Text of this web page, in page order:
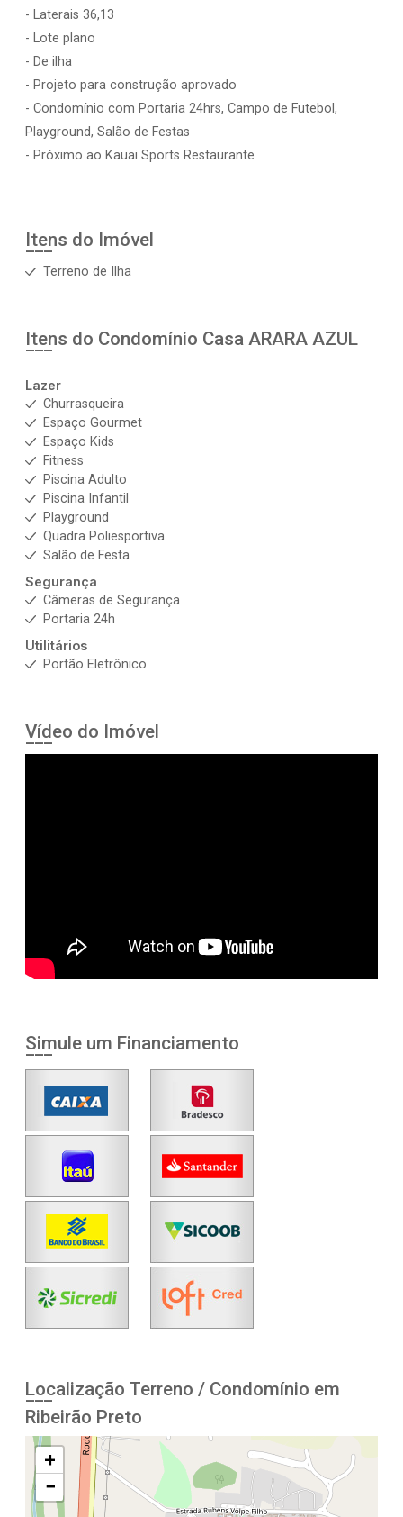
- Laterais 36,13
- Lote plano
- De ilha
- Projeto para construção aprovado
- Condomínio com Portaria 24hrs, Campo de Futebol,
Playground, Salão de Festas
- Próximo ao Kauai Sports Restaurante
Itens do Imóvel
Terreno de Ilha
Itens do Condomínio Casa ARARA AZUL
Lazer
Churrasqueira
Espaço Gourmet
Espaço Kids
Fitness
Piscina Adulto
Piscina Infantil
Playground
Quadra Poliesportiva
Salão de Festa
Segurança
Câmeras de Segurança
Portaria 24h
Utilitários
Portão Eletrônico
Vídeo do Imóvel
Simule um Financiamento
Localização Terreno / Condomínio em
Ribeirão Preto
+
−